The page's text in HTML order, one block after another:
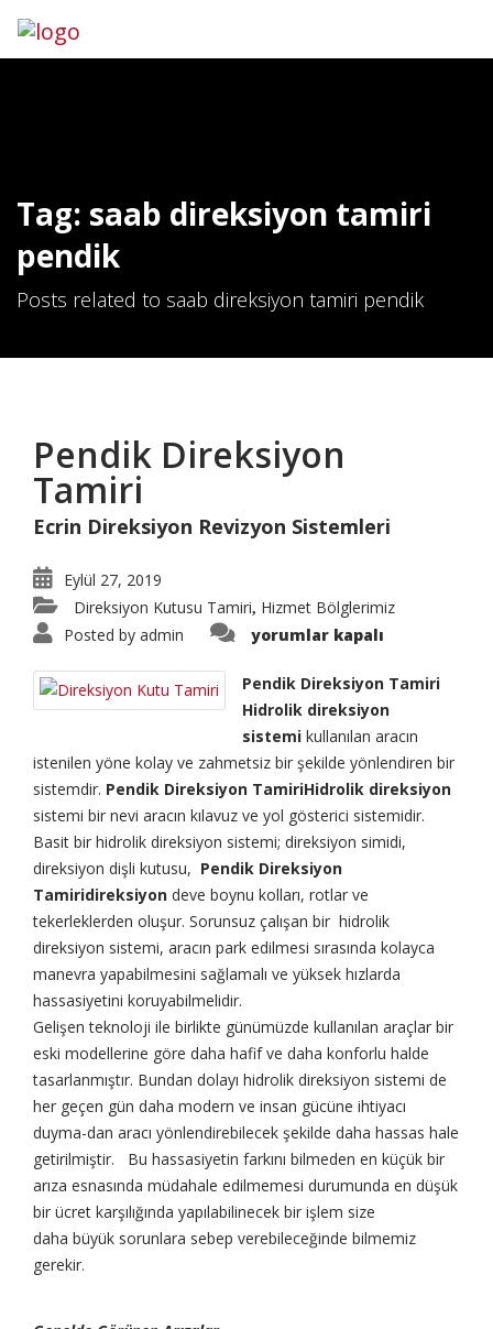
Tag: saab direksiyon tamiri
pendik
Posts related to saab direksiyon tamiri pendik
Pendik Direksiyon
Tamiri
Ecrin Direksiyon Revizyon Sistemleri
Eylül 27, 2019
Direksiyon Kutusu Tamiri, Hizmet Bölglerimiz
Posted by admin Pendik
Direksiyon
için
yorumlar kapalı
Pendik Direksiyon Tamiri
Hidrolik direksiyon
sistemi kullanılan aracın
istenilen yöne kolay ve zahmetsiz bir şekilde yönlendiren bir
sistemdir. Pendik Direksiyon TamiriHidrolik direksiyon
sistemi bir nevi aracın kılavuz ve yol gösterici sistemidir.
Basit bir hidrolik direksiyon sistemi; direksiyon simidi,
direksiyon dişli kutusu, Pendik Direksiyon
Tamiridireksiyon deve boynu kolları, rotlar ve
tekerleklerden oluşur. Sorunsuz çalışan bir hidrolik
direksiyon sistemi, aracın park edilmesi sırasında kolayca
manevra yapabilmesini sağlamalı ve yüksek hızlarda
hassasiyetini koruyabilmelidir.
Gelişen teknoloji ile birlikte günümüzde kullanılan araçlar bir
eski modellerine göre daha hafif ve daha konforlu halde
tasarlanmıştır. Bundan dolayı hidrolik direksiyon sistemi de
her geçen gün daha modern ve insan gücüne ihtiyacı
duyma-dan aracı yönlendirebilecek şekilde daha hassas hale
getirilmiştir. Bu hassasiyetin farkını bilmeden en küçük bir
arıza esnasında müdahale edilmemesi durumunda en düşük
bir ücret karşılığında yapılabilinecek bir işlem size
daha büyük sorunlara sebep verebileceğinde bilmemiz
gerekir.